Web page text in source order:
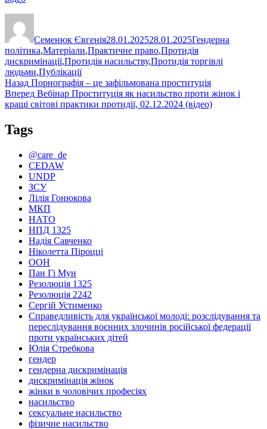
Семенюк Євгенія28.01.202528.01.2025Гендерна
політика,Матеріали,Практичне право,Протидія
дискримінації,Протидія насильству,Протидія торгівлі
людьми,Публікації
Навігація
записів
Назад Попередній
запис:
Порнографія – це зафільмована проституція
Вперед Наступний
запис:
Вебінар Проституція як насильство проти жінок і
кращі світові практики протидії, 02.12.2024 (відео)
Tags
@care_de
CEDAW
UNDP
ЗСУ
Лілія Гонюкова
МКП
НАТО
НПД 1325
Надія Савченко
Ніколетта Піроцці
ООН
Пан Гі Мун
Резолюція 1325
Резолюція 2242
Сергій Устименко
Справедливість для української молоді: розслідування та
переслідування воєнних злочинів російської федерації
проти українських дітей
Юлія Стребкова
гендер
гендерна дискримінація
дискримінація жінок
жінки в чоловічих професіях
насильство
сексуальне насильство
фізичне насильство